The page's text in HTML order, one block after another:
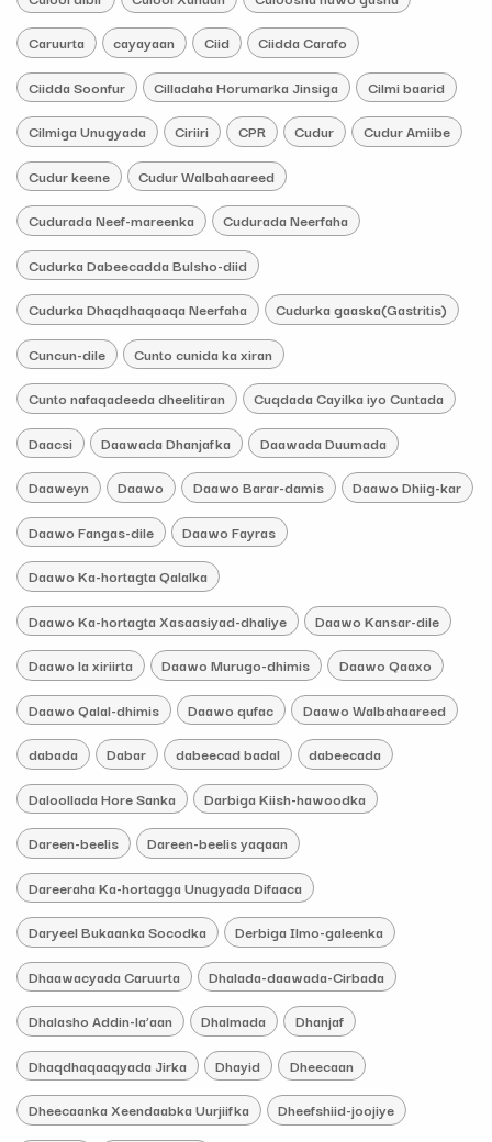
Caruurta cayayaan Ciid Ciidda Carafo
Ciidda Soonfur Cilladaha Horumarka Jinsiga Cilmi baarid
Cilmiga Unugyada Ciriiri CPR Cudur Cudur Amiibe
Cudur keene Cudur Walbahaareed
Cudurada Neef-mareenka Cudurada Neerfaha
Cudurka Dabeecadda Bulsho-diid
Cudurka Dhaqdhaqaaqa Neerfaha Cudurka gaaska(Gastritis)
Cuncun-dile Cunto cunida ka xiran
Cunto nafaqadeeda dheelitiran Cuqdada Cayilka iyo Cuntada
Daacsi Daawada Dhanjafka Daawada Duumada
Daaweyn Daawo Daawo Barar-damis Daawo Dhiig-kar
Daawo Fangas-dile Daawo Fayras
Daawo Ka-hortagta Qalalka
Daawo Ka-hortagta Xasaasiyad-dhaliye Daawo Kansar-dile
Daawo la xiriirta Daawo Murugo-dhimis Daawo Qaaxo
Daawo Qalal-dhimis Daawo qufac Daawo Walbahaareed
dabada Dabar dabeecad badal dabeecada
Daloollada Hore Sanka Darbiga Kiish-hawoodka
Dareen-beelis Dareen-beelis yaqaan
Dareeraha Ka-hortagga Unugyada Difaaca
Daryeel Bukaanka Socodka Derbiga Ilmo-galeenka
Dhaawacyada Caruurta Dhalada-daawada-Cirbada
Dhalasho Addin-la’aan Dhalmada Dhanjaf
Dhaqdhaqaaqyada Jirka Dhayid Dheecaan
Dheecaanka Xeendaabka Uurjiifka Dheefshiid-joojiye